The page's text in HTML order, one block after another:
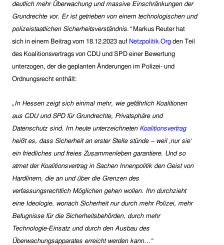
deutlich mehr Überwachung und massive Einschränkungen der
Grundrechte vor. Er ist getrieben von einem technologischen und
polizeistaatlichen Sicherheitsverständnis.“ Markus Reuter hat
sich in einem Beitrag vom 18.12.2023 auf Netzpolitik.Org den Teil
des Koalitionsvertrags von CDU und SPD einer Bewertung
unterzogen, der die geplanten Änderungen im Polizei- und
Ordnungsrecht enthält:
„In Hessen zeigt sich einmal mehr, wie gefährlich Koalitionen
aus CDU und SPD für Grundrechte, Privatsphäre und
Datenschutz sind. Im heute unterzeichneten Koalitionsvertrag
heißt es, dass Sicherheit an erster Stelle stünde – weil ‚nur sie‘
ein friedliches und freies Zusammenleben garantiere. Und so
atmet der Koalitionsvertrag in Sachen Innenpolitik den Geist von
Hardlinern, die an und über die Grenzen des
verfassungsrechtlich Möglichen gehen wollen. Ihn durchzieht
eine Ideologie, wonach Sicherheit nur durch mehr Polizei, mehr
Befugnisse für die Sicherheitsbehörden, durch mehr
Technologie-Einsatz und durch den Ausbau des
Überwachungsapparates erreicht werden kann…“